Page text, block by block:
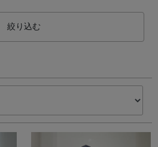
絞り込む